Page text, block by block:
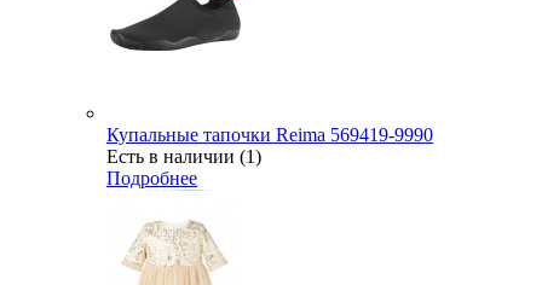
Купальные тапочки Reima 569419-9990
Есть в наличии (1)
Подробнее